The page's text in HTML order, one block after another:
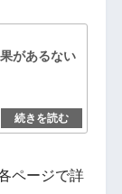
があるない
ページで詳